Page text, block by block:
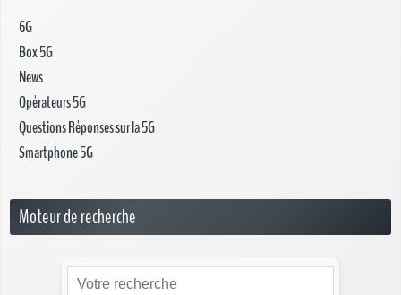
6G
Box 5G
News
Opérateurs 5G
Questions Réponses sur la 5G
Smartphone 5G
Moteur de recherche